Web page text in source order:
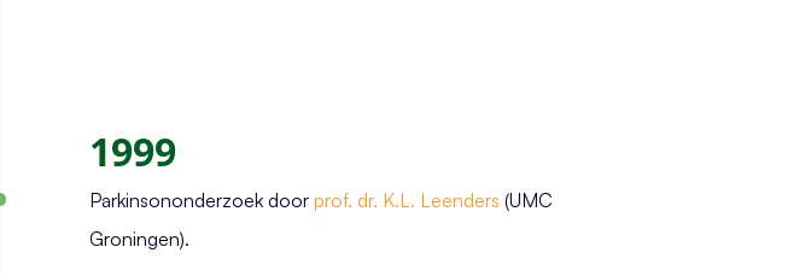
1999
Parkinsononderzoek doorprof. dr. K.L. Leenders (UMC
Groningen).